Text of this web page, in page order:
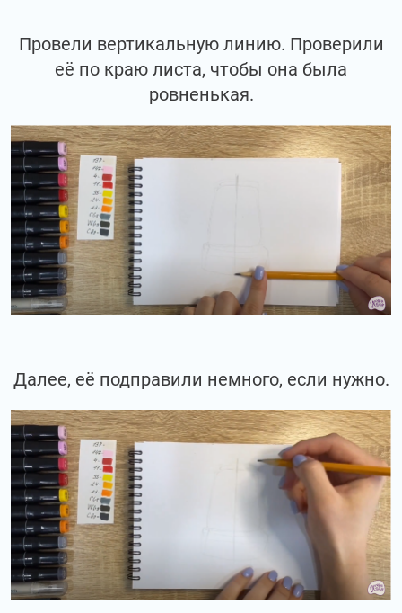
Провели вертикальную линию. Проверили
её по краю листа, чтобы она была
ровненькая.
Далее, её подправили немного, если нужно.